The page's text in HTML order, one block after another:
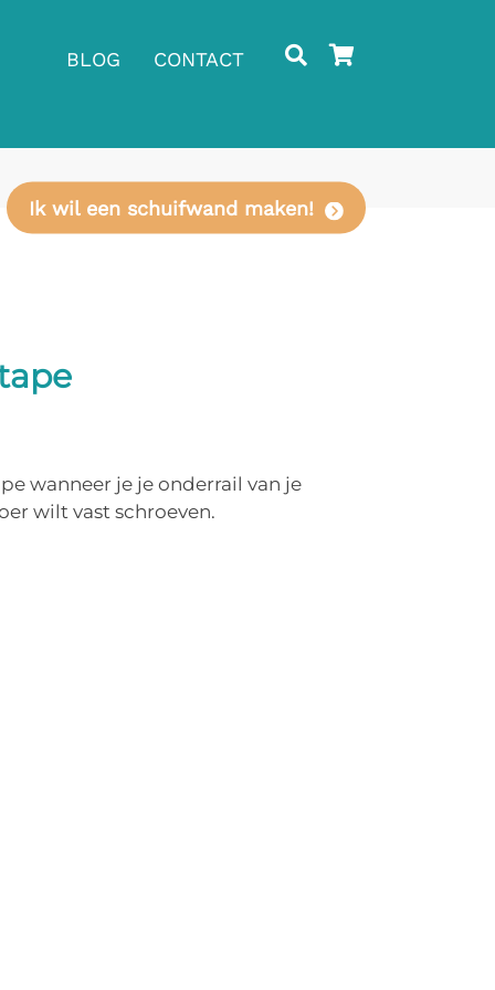
BLOG CONTACT
Ik wil een schuifwand maken!
wanneer je je onderrail van je
wilt vast schroeven.